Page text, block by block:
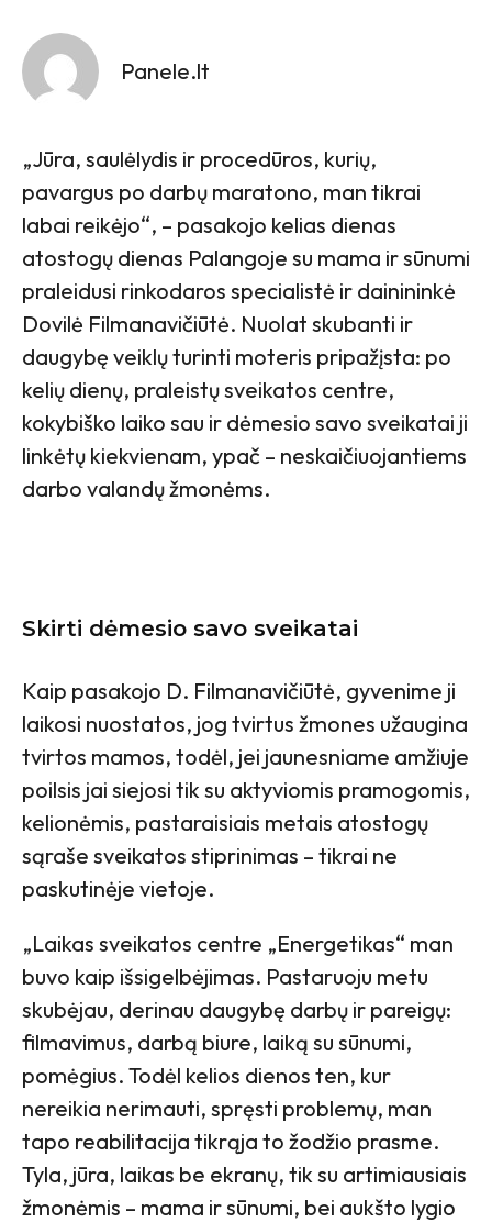
Panele.lt
„Jūra, saulėlydis ir procedūros, kurių,
pavargus po darbų maratono, man tikrai
labai reikėjo“, – pasakojo kelias dienas
atostogų dienas Palangoje su mama ir sūnumi
praleidusi rinkodaros specialistė ir dainininkė
Dovilė Filmanavičiūtė. Nuolat skubanti ir
daugybę veiklų turinti moteris pripažįsta: po
kelių dienų, praleistų sveikatos centre,
kokybiško laiko sau ir dėmesio savo sveikatai ji
linkėtų kiekvienam, ypač – neskaičiuojantiems
darbo valandų žmonėms.
Skirti dėmesio savo sveikatai
Kaip pasakojo D. Filmanavičiūtė, gyvenime ji
laikosi nuostatos, jog tvirtus žmones užaugina
tvirtos mamos, todėl, jei jaunesniame amžiuje
poilsis jai siejosi tik su aktyviomis pramogomis,
kelionėmis, pastaraisiais metais atostogų
sąraše sveikatos stiprinimas – tikrai ne
paskutinėje vietoje.
„Laikas sveikatos centre „Energetikas“ man
buvo kaip išsigelbėjimas. Pastaruoju metu
skubėjau, derinau daugybę darbų ir pareigų:
filmavimus, darbą biure, laiką su sūnumi,
pomėgius. Todėl kelios dienos ten, kur
nereikia nerimauti, spręsti problemų, man
tapo reabilitacija tikrąja to žodžio prasme.
Tyla, jūra, laikas be ekranų, tik su artimiausiais
žmonėmis – mama ir sūnumi, bei aukšto lygio